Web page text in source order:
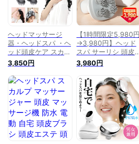
ヘッドマッサージ
器・ヘッドスパ ・ヘ
ッド頭皮ケア スカル
プケア 家電 防水ヘ
ッドマッサージャー
機電動頭皮ブラシ 頭
皮マッサージ グッズ
頭皮ケア ヘッドスパ
頭皮 マッサージ 頭
皮マッサージ器 防水
乾湿両用
3,850円
【1時間限定5,980円
→3,980円】ヘッド
スパ サーリシ 頭皮
マッサージ ヘッドマ
ッサージ ヘッド マ
ッサージ ヘッドケア
電動 自宅 家 顔
Sarlisi 頭皮ケア 頭
ブラシ ヘッドマッサ
ージャー エステ リ
ラックス コードレ
肩こり プレゼント
ギフト 敬老の日
3,980円